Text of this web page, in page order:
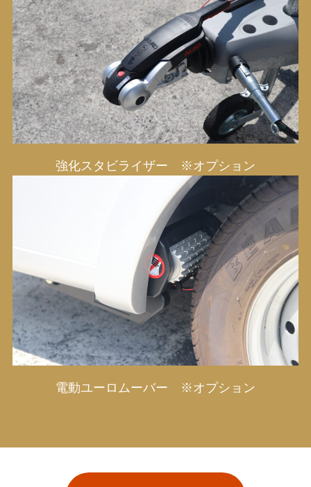
強化スタビライザー ※オプション
電動ユーロムーバー ※オプション